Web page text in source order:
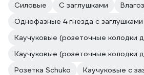
Силовые
С заглушками
Однофазные 4 гнезда с заглушками
Розетка Schuko
Каучуковые с